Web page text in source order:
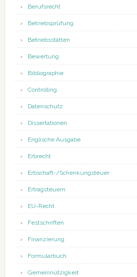
Berufsrecht
Betriebsprüfung
Betriebsstätten
Bewertung
Bibliographie
Controlling
Datenschutz
Dissertationen
Englische Ausgabe
Erbrecht
Erbschaft-/Schenkungsteuer
Ertragsteuern
EU-Recht
Festschriften
Finanzierung
Formularbuch
Gemeinnützigkeit